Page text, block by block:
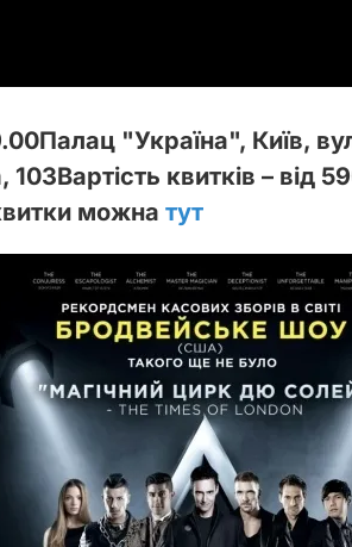
i
e
o
Палац "Україна", Київ,
103Вартість квитків – від
можна тут